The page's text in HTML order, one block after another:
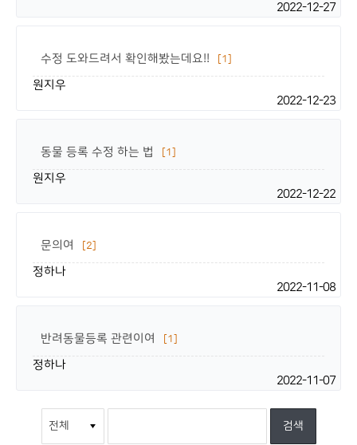
2022-12-27
수정 도와드려서 확인해봤는데요!! [1]
원지우
2022-12-23
동물 등록 수정 하는 법 [1]
원지우
2022-12-22
문의여 [2]
정하나
2022-11-08
반려동물등록 관련이여 [1]
정하나
2022-11-07